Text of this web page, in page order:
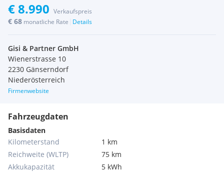
€ 8.990 Verkaufspreis
€ 68 monatliche Rate Details
Gisi & Partner GmbH
Wienerstrasse 10
2230 Gänserndorf
Niederösterreich
Firmenwebsite
Fahrzeugdaten
Basisdaten
Kilometerstand
1 km
Reichweite (WLTP)
75 km
Akkukapazität
5 kWh